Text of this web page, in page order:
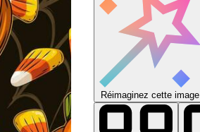
Réimaginez cette image